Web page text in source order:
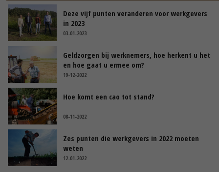
Deze vijf punten veranderen voor werkgevers
in 2023
03-01-2023
Geldzorgen bij werknemers, hoe herkent u het
en hoe gaat u ermee om?
19-12-2022
Hoe komt een cao tot stand?
08-11-2022
Zes punten die werkgevers in 2022 moeten
weten
12-01-2022